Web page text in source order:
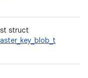
struct